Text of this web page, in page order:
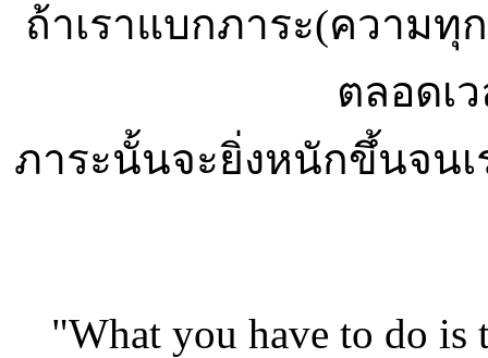
ถ้าเราแบกภาระ(ความทุ
ตลอดเ
ภาระนั้นจะยิ่งหนักขึ้นจนเ
"What you have to do is